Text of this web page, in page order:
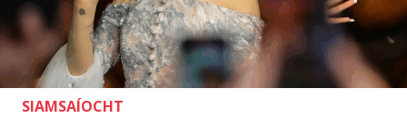
SIAMSAÍOCHT